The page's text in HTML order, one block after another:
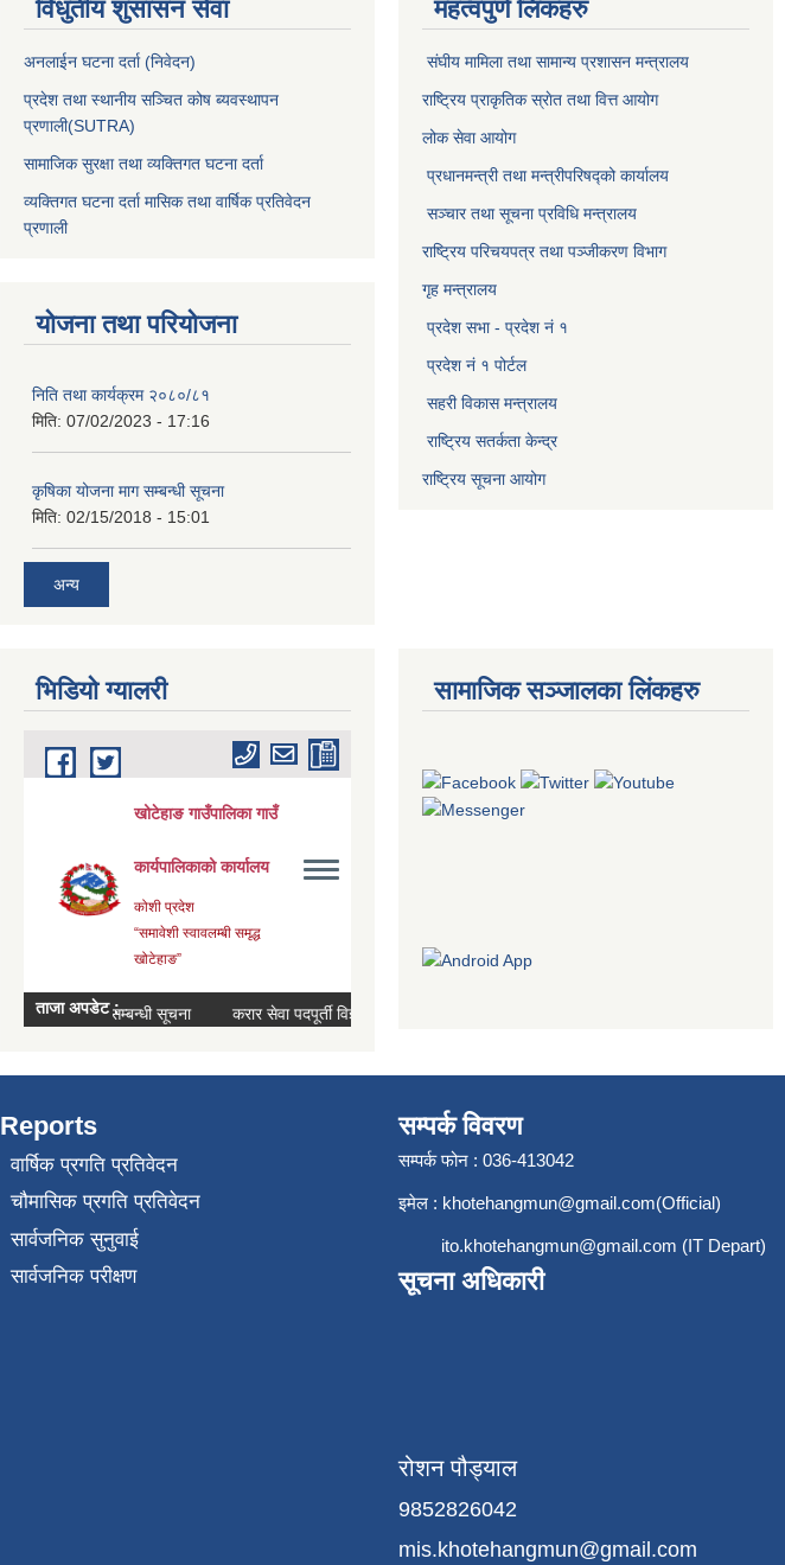
विधुतीय शुसासन सेवा
अनलाईन घटना दर्ता (निवेदन)
प्रदेश तथा स्थानीय सञ्चित कोष ब्यवस्थापन
प्रणाली(SUTRA)
सामाजिक सुरक्षा तथा व्यक्तिगत घटना दर्ता
व्यक्तिगत घटना दर्ता मासिक तथा वार्षिक प्रतिवेदन
प्रणाली
योजना तथा परियोजना
निति तथा कार्यक्रम २०८०/८१
मिति: 07/02/2023 - 17:16
कृषिका योजना माग सम्बन्धी सूचना
मिति: 02/15/2018 - 15:01
अन्य
महत्वपुर्ण लिंकहरु
संघीय मामिला तथा सामान्य प्रशासन मन्त्रालय
राष्ट्रिय प्राकृतिक स्राेत तथा वित्त आयोग
लोक सेवा आयोग
प्रधानमन्त्री तथा मन्त्रीपरिषद्को कार्यालय
सञ्‍चार तथा सूचना प्रविधि मन्त्रालय
राष्ट्रिय परिचयपत्र तथा पञ्जीकरण विभाग​
गृह मन्त्रालय
प्रदेश सभा - प्रदेश नं १
प्रदेश नं १ पोर्टल
सहरी विकास मन्त्रालय
राष्ट्रिय सतर्कता केन्द्र
राष्ट्रिय सूचना आयोग
भिडियाे ग्यालरी सामाजिक सञ्जालका लिंकहरु
Reports
वार्षिक प्रगति प्रतिवेदन
चौमासिक प्रगति प्रतिवेदन
सार्वजनिक सुनुवाई
सार्वजनिक परीक्षण
सम्पर्क विवरण
सम्पर्क फोन : 036-413042
इमेल : khotehangmun@gmail.com(Official)
ito.khotehangmun@gmail.com (IT Depart)
सूचना अधिकारी
रोशन पौड्याल
9852826042
mis.khotehangmun@gmail.com